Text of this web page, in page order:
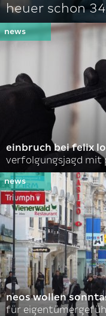
heuer schon
einbruch bei felix
verfolgungsjagd mit
neos wollen
für